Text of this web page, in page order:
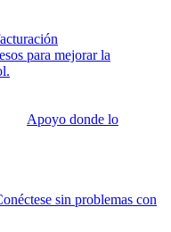
para mejorar la
Apoyo donde lo
sin problemas con